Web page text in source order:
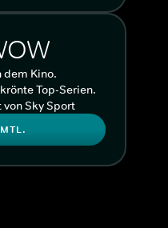
dem Kino.
Top-Serien.
Sky Sport